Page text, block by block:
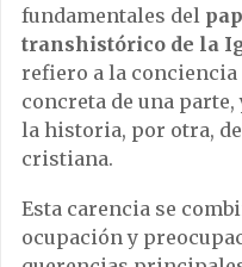
fundamentales del
transhistórico de la
refiero a la
concreta de una
la historia, por otra,
cristiana.
Esta carencia se
ocupación y